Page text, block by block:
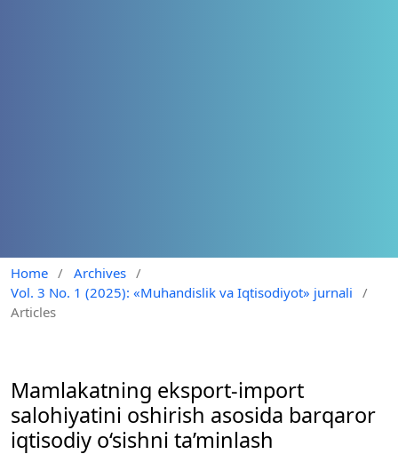
Home / Archives /
Vol. 3 No. 1 (2025): «Muhandislik va Iqtisodiyot» jurnali
/
Articles
Mamlakatning eksport-import
salohiyatini oshirish asosida barqaror
iqtisodiy o‘sishni ta’minlash